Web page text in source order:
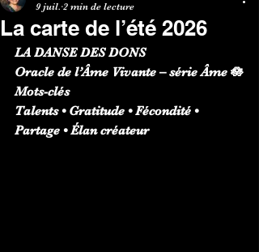
La carte de l’été 2026
9 juil. 2 min de lecture
LA DANSE DES DONS
Oracle de l’Âme Vivante – série Âme 🪷
Mots-clés
Talents • Gratitude • Fécondité •
Partage • Élan créateur